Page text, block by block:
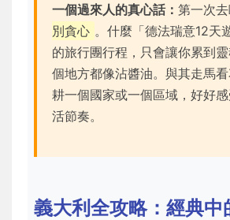
一個過來人的真心話：第一次去
別貪心 。什麼「德法瑞意12天
的旅行團行程，只會讓你累到
個地方都像沾醬油。與其走馬
耕一個國家或一個區域，好好
活節奏。
義大利全攻略：經典中